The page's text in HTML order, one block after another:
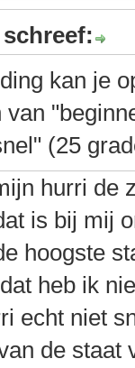
kan je
van
(25
hurri de
is bij mij
hoogste
heb ik
echt niet
de staat